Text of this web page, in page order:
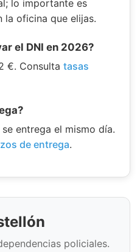
lo importante es
la oficina que elijas.
el DNI en 2026?
€. Consulta tasas
entrega el mismo día.
de entrega.
policiales.